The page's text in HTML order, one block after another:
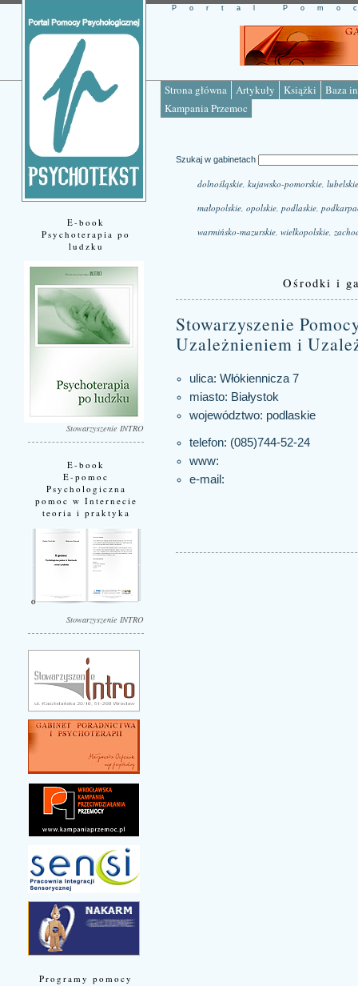
Strona główna Artykuły Książki
Baza
Kampania Przemoc
Portal
E-book
Psychoterapia po
ludzku
Stowarzyszenie INTRO
E-book
E-pomoc
Psychologiczna
pomoc w Internecie
teoria i praktyka
Stowarzyszenie INTRO
Programy pomocy
Szukaj w gabinetach
dolnośląskie, kujawsko-pomorskie, lubelskie
małopolskie, opolskie, podlaskie,
warmińsko-mazurskie, wielkopolskie,
Ośrodki i
Stowarzyszenie
Uzależnieniem i
ulica: Włókiennicza 7
miasto: Białystok
województwo: podlaskie
telefon: (085)744-52-24
www:
e-mail: